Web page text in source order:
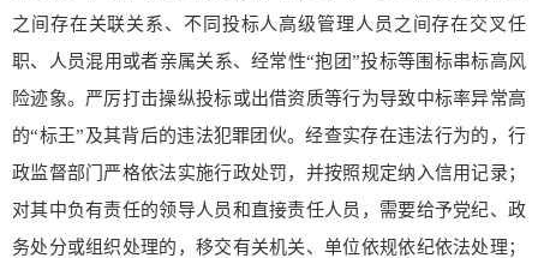
之间存在关联关系、不同投标人高级管理人员之间存在交叉任
职、人员混用或者亲属关系、经常性“抱团”投标等围标串标高风
险迹象。严厉打击操纵投标或出借资质等行为导致中标率异常高
的“标王”及其背后的违法犯罪团伙。经查实存在违法行为的，行
政监督部门严格依法实施行政处罚，并按照规定纳入信用记录；
对其中负有责任的领导人员和直接责任人员，需要给予党纪、政
务处分或组织处理的，移交有关机关、单位依规依纪依法处理；